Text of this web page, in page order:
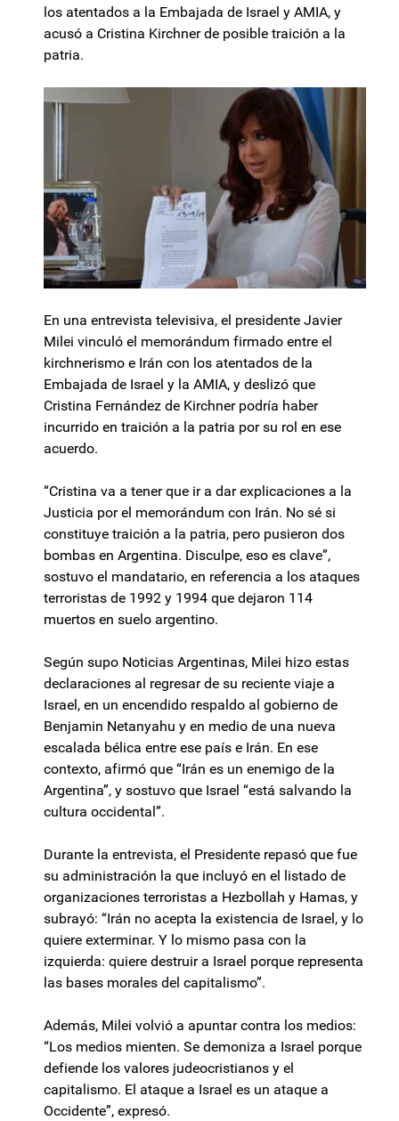
los atentados a la Embajada de Israel y AMIA, y
acusó a Cristina Kirchner de posible traición a la
patria.
En una entrevista televisiva, el presidente Javier
Milei vinculó el memorándum firmado entre el
kirchnerismo e Irán con los atentados de la
Embajada de Israel y la AMIA, y deslizó que
Cristina Fernández de Kirchner podría haber
incurrido en traición a la patria por su rol en ese
acuerdo.
“Cristina va a tener que ir a dar explicaciones a la
Justicia por el memorándum con Irán. No sé si
constituye traición a la patria, pero pusieron dos
bombas en Argentina. Disculpe, eso es clave”,
sostuvo el mandatario, en referencia a los ataques
terroristas de 1992 y 1994 que dejaron 114
muertos en suelo argentino.
Según supo Noticias Argentinas, Milei hizo estas
declaraciones al regresar de su reciente viaje a
Israel, en un encendido respaldo al gobierno de
Benjamin Netanyahu y en medio de una nueva
escalada bélica entre ese país e Irán. En ese
contexto, afirmó que “Irán es un enemigo de la
Argentina”, y sostuvo que Israel “está salvando la
cultura occidental”.
Durante la entrevista, el Presidente repasó que fue
su administración la que incluyó en el listado de
organizaciones terroristas a Hezbollah y Hamas, y
subrayó: “Irán no acepta la existencia de Israel, y lo
quiere exterminar. Y lo mismo pasa con la
izquierda: quiere destruir a Israel porque representa
las bases morales del capitalismo”.
Además, Milei volvió a apuntar contra los medios:
“Los medios mienten. Se demoniza a Israel porque
defiende los valores judeocristianos y el
capitalismo. El ataque a Israel es un ataque a
Occidente”, expresó.